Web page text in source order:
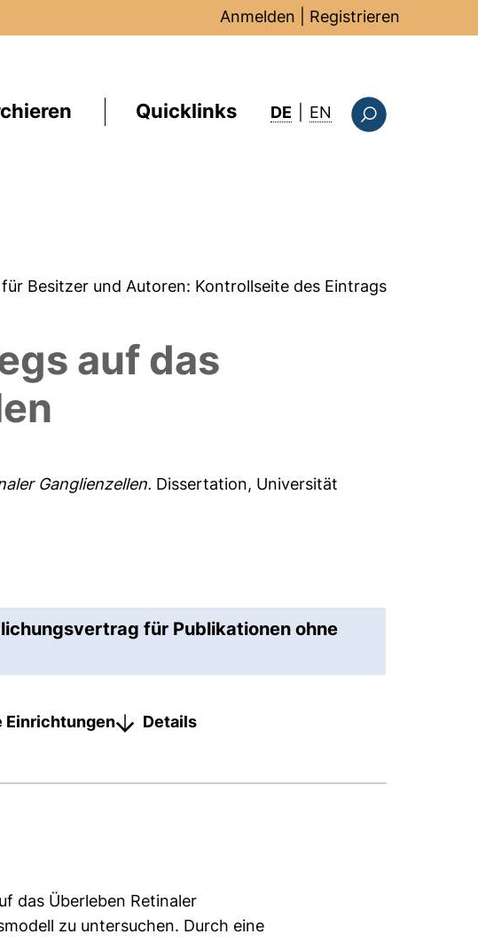
Anmelden Registrieren
Quicklinks DE EN : this page in
Besitzer und Autoren: Kontrollseite des Eintrags
auf das
Ganglienzellen. Dissertation, Universität
für Publikationen ohne
Einrichtungen
Details
das Überleben Retinaler
zu untersuchen. Durch eine